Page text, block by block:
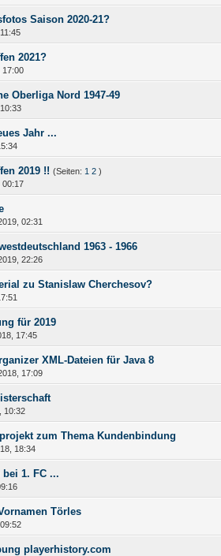
Saison 2020-21?
2021?
17:00
Oberliga Nord 1947-49
Jahr ...
2019 !! (Seiten: 1 2 )
00:17
02:31
1963 - 1966
22:26
zu Stanislaw Cherchesov?
für 2019
17:45
XML-Dateien für Java 8
17:09
10:32
zum Thema Kundenbindung
18:34
bei 1. FC ...
Törles
playerhistory.com